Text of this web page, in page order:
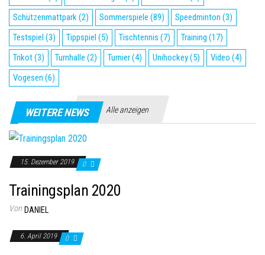
Schützenmattpark(2) Sommerspiele (89) Speedminton (3)
Testspiel (3) Tippspiel (5) Tischtennis (7) Training (17)
Trikot(3) Turnhalle (2) Turnier(4) Unihockey(5) Video (4)
Vogesen (6)
WEITERE NEWS Alle anzeigen
15. Dezember 2019 0
Trainingsplan 2020
Von DANIEL
6. April 2019 0